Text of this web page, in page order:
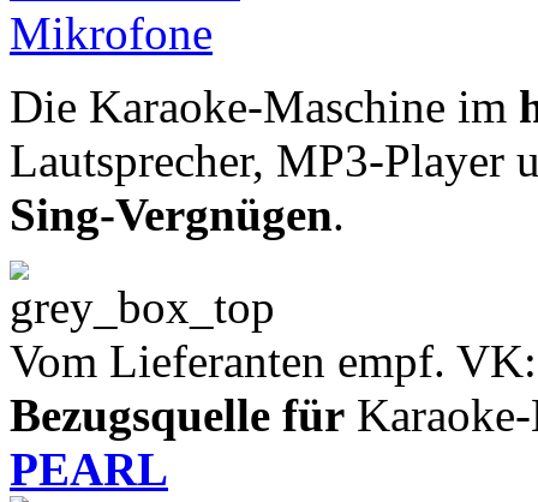
Die Karaoke-Maschine im
Lautsprecher, MP3-Player
Sing-Vergnügen.
Vom Lieferanten empf.
Bezugsquelle für
PEARL